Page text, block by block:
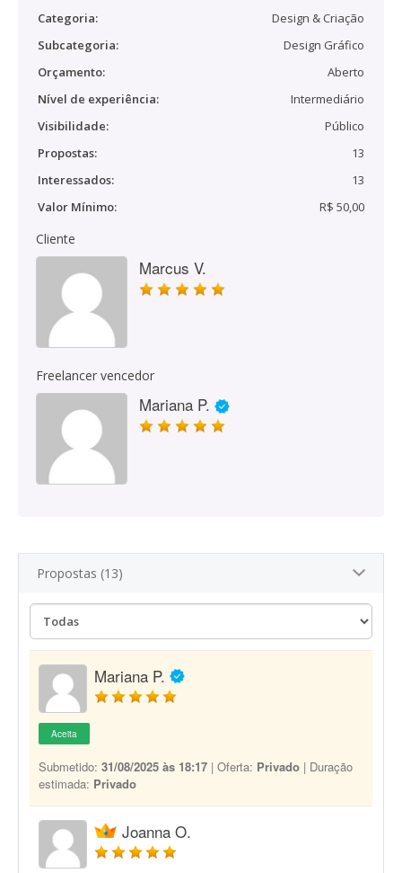
Categoria:
Design & Criação
Subcategoria:
Design Gráfico
Orçamento:
Aberto
Nível de experiência:
Intermediário
Visibilidade:
Público
Propostas:
13
Interessados:
13
Valor Mínimo:
R$ 50,00
Cliente
Marcus V.
Freelancer vencedor
Mariana P.
Propostas (13)
Mariana P.
Aceita
Submetido: 31/08/2025 às 18:17 | Oferta: Privado | Duração
estimada: Privado
Joanna O.